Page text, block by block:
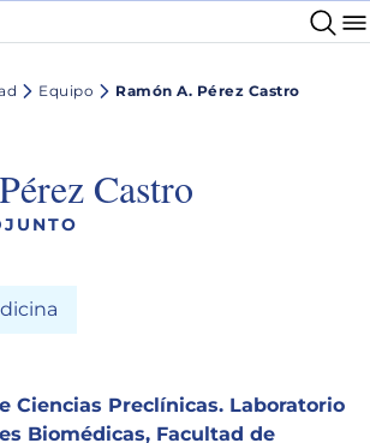
Equipo Ramón A. Pérez Castro
Castro
Ciencias Preclínicas. Laboratorio
Biomédicas, Facultad de